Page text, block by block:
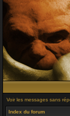
Voir les messages sans
Index du forum